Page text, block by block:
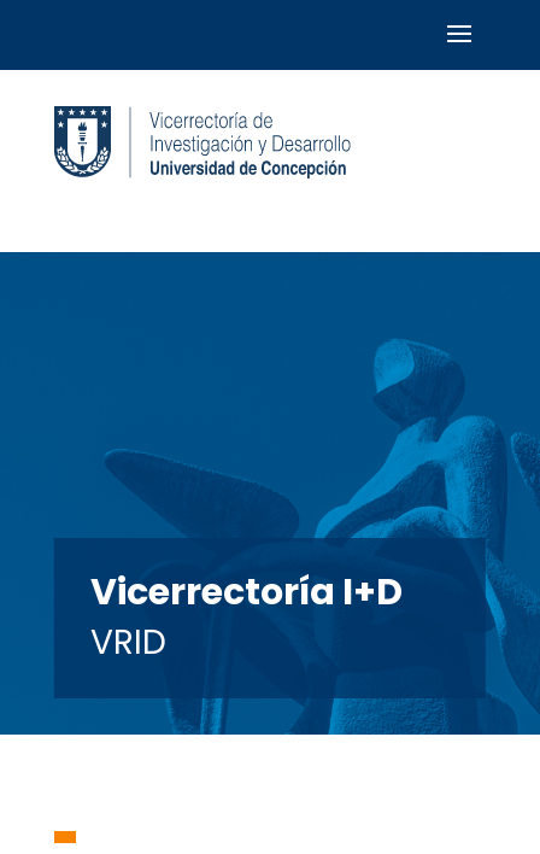
Vicerrectoría I+D
VRID